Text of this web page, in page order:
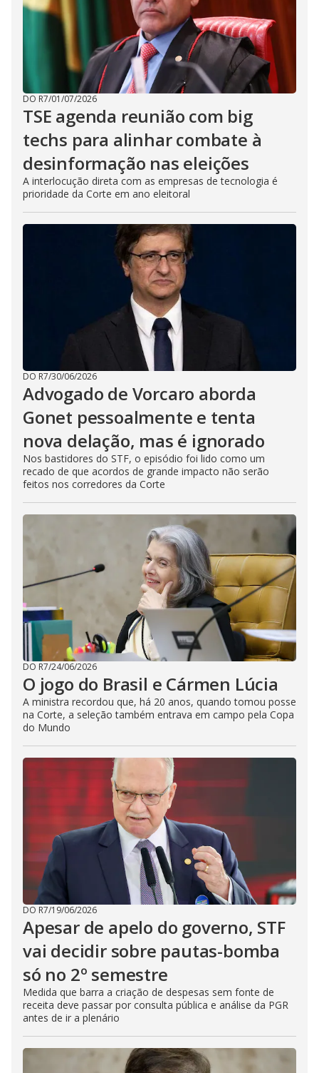
DO R7/01/07/2026
TSE agenda reunião com big
techs para alinhar combate à
desinformação nas eleições
A interlocução direta com as empresas de tecnologia é
prioridade da Corte em ano eleitoral
DO R7/30/06/2026
Advogado de Vorcaro aborda
Gonet pessoalmente e tenta
nova delação, mas é ignorado
Nos bastidores do STF, o episódio foi lido como um
recado de que acordos de grande impacto não serão
feitos nos corredores da Corte
DO R7/24/06/2026
O jogo do Brasil e Cármen Lúcia
A ministra recordou que, há 20 anos, quando tomou posse
na Corte, a seleção também entrava em campo pela Copa
do Mundo
DO R7/19/06/2026
Apesar de apelo do governo, STF
vai decidir sobre pautas-bomba
só no 2º semestre
Medida que barra a criação de despesas sem fonte de
receita deve passar por consulta pública e análise da PGR
antes de ir a plenário